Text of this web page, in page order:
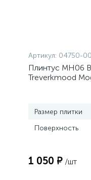
Артикул: 04750-
Плинтус MH06
Treverkmood
Размер плитки
Поверхность
1 050 ₽ /шт